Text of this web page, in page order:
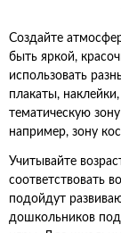
Создайте
быть яркой,
использовать
плакаты,
тематическую
например, зону
Учитывайте
соответствовать
подойдут
дошкольников